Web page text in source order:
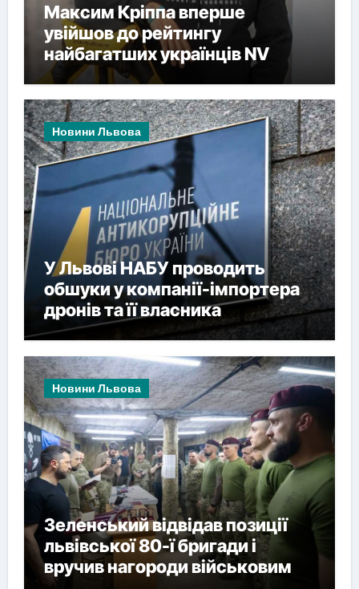
Максим Кріппа вперше
увійшов до рейтингу
найбагатших українців NV
Новини Львова
У Львові НАБУ проводить
обшуки у компанії-імпортера
дронів та її власника
Новини Львова
Зеленський відвідав позиції
львівської 80-ї бригади і
вручив нагороди військовим